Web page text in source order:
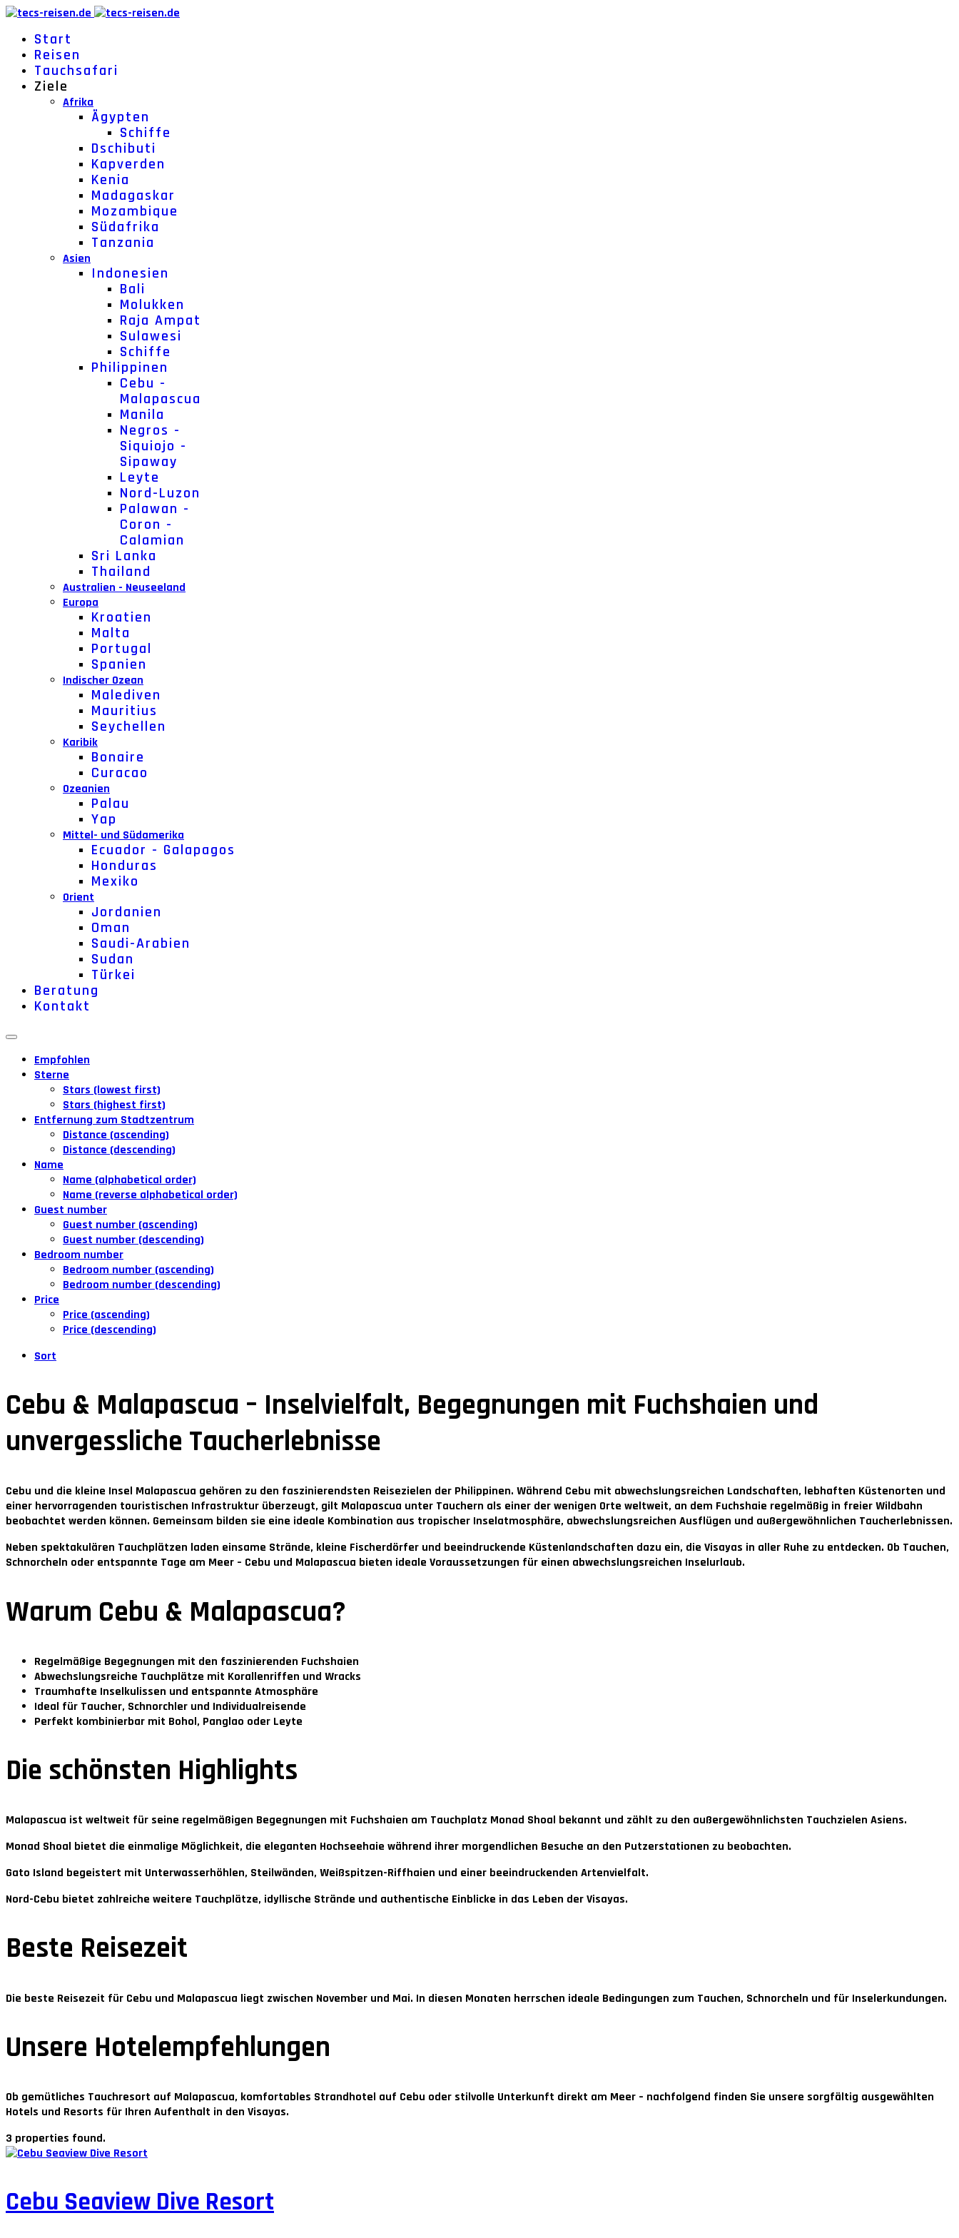
Start
Reisen
Tauchsafari
Ziele
Afrika
Ägypten
Schiffe
Dschibuti
Kapverden
Kenia
Madagaskar
Mozambique
Südafrika
Tanzania
Asien
Indonesien
Bali
Molukken
Raja Ampat
Sulawesi
Schiffe
Philippinen
Cebu -
Malapascua
Manila
Negros -
Siquiojo -
Sipaway
Leyte
Nord-Luzon
Palawan -
Coron -
Calamian
Sri Lanka
Thailand
Australien - Neuseeland
Europa
Kroatien
Malta
Portugal
Spanien
Indischer Ozean
Malediven
Mauritius
Seychellen
Karibik
Bonaire
Curacao
Ozeanien
Palau
Yap
Mittel- und Südamerika
Ecuador - Galapagos
Honduras
Mexiko
Orient
Jordanien
Oman
Saudi-Arabien
Sudan
Türkei
Beratung
Kontakt
Empfohlen
Sterne
Stars (lowest first)
Stars (highest first)
Entfernung zum Stadtzentrum
Distance (ascending)
Distance (descending)
Name
Name (alphabetical order)
Name (reverse alphabetical order)
Guest number
Guest number (ascending)
Guest number (descending)
Bedroom number
Bedroom number (ascending)
Bedroom number (descending)
Price
Price (ascending)
Price (descending)
Sort
Cebu & Malapascua – Inselvielfalt, Begegnungen mit Fuchshaien und
unvergessliche Taucherlebnisse
Cebu und die kleine Insel Malapascua gehören zu den faszinierendsten Reisezielen der Philippinen. Während Cebu mit abwechslungsreichen Landschaften, lebhaften Küstenorten und
einer hervorragenden touristischen Infrastruktur überzeugt, gilt Malapascua unter Tauchern als einer der wenigen Orte weltweit, an dem Fuchshaie regelmäßig in freier Wildbahn
beobachtet werden können. Gemeinsam bilden sie eine ideale Kombination aus tropischer Inselatmosphäre, abwechslungsreichen Ausflügen und außergewöhnlichen Taucherlebnissen.
Neben spektakulären Tauchplätzen laden einsame Strände, kleine Fischerdörfer und beeindruckende Küstenlandschaften dazu ein, die Visayas in aller Ruhe zu entdecken. Ob Tauchen,
Schnorcheln oder entspannte Tage am Meer – Cebu und Malapascua bieten ideale Voraussetzungen für einen abwechslungsreichen Inselurlaub.
Warum Cebu & Malapascua?
Regelmäßige Begegnungen mit den faszinierenden Fuchshaien
Abwechslungsreiche Tauchplätze mit Korallenriffen und Wracks
Traumhafte Inselkulissen und entspannte Atmosphäre
Ideal für Taucher, Schnorchler und Individualreisende
Perfekt kombinierbar mit Bohol, Panglao oder Leyte
Die schönsten Highlights
Malapascua ist weltweit für seine regelmäßigen Begegnungen mit Fuchshaien am Tauchplatz Monad Shoal bekannt und zählt zu den außergewöhnlichsten Tauchzielen Asiens.
Monad Shoal bietet die einmalige Möglichkeit, die eleganten Hochseehaie während ihrer morgendlichen Besuche an den Putzerstationen zu beobachten.
Gato Island begeistert mit Unterwasserhöhlen, Steilwänden, Weißspitzen-Riffhaien und einer beeindruckenden Artenvielfalt.
Nord-Cebu bietet zahlreiche weitere Tauchplätze, idyllische Strände und authentische Einblicke in das Leben der Visayas.
Beste Reisezeit
Die beste Reisezeit für Cebu und Malapascua liegt zwischen November und Mai. In diesen Monaten herrschen ideale Bedingungen zum Tauchen, Schnorcheln und für Inselerkundungen.
Unsere Hotelempfehlungen
Ob gemütliches Tauchresort auf Malapascua, komfortables Strandhotel auf Cebu oder stilvolle Unterkunft direkt am Meer – nachfolgend finden Sie unsere sorgfältig ausgewählten
Hotels und Resorts für Ihren Aufenthalt in den Visayas.
3 properties found.
Cebu Seaview Dive Resort